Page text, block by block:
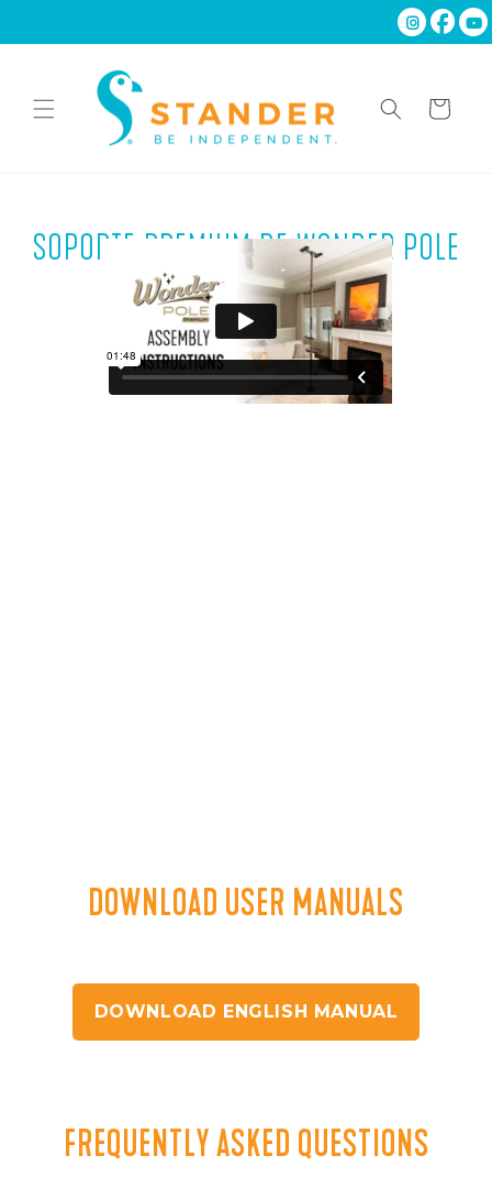
al contenido
Carrito
SOPORTE PREMIUM DE WONDER POLE
DOWNLOAD USER MANUALS
DOWNLOAD ENGLISH MANUAL
FREQUENTLY ASKED QUESTIONS